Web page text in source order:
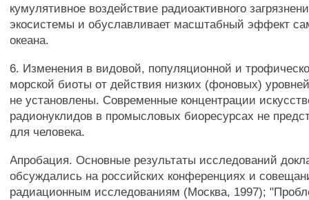
кумулятивное воздействие радиоактивного
экосистемы и обуславливает масштабный эффект
океана.
6. Изменения в видовой, популяционной и
морской биоты от действия низких (фоновых)
не установлены. Современные концентрации
радионуклидов в промысловых биоресурсах не
для человека.
Апробация. Основные результаты исследований
обсуждались на российских конференциях и
радиационным исследованиям (Москва, 1997);